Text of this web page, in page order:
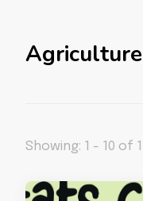
Agriculture
Showing: 1 - 10 of